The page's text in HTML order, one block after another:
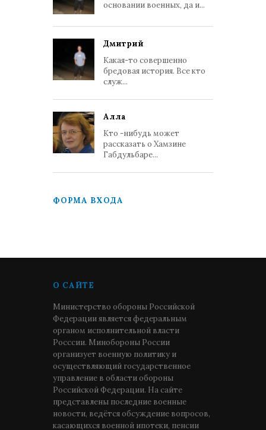
основании военных, да и...
Дмитрий
Какая-то совершенно
бредовая история. Все кто
служ...
Алла
Кто -нибудь может
рассказать о Хамзине
Габдульбаре...
ФОРМА ВХОДА
О САЙТЕ
Министерство обороны Российской
Федерации является федеральным
органом исполнительной власти
Росссии. Минобороны России
организует военную политику и
осуществляющий государственное
управление в области обороны
Российской Федерации. На сайте
представлены последние военные
новости, ведётся обсуждение вопросов,
касающихся военной ипотеки, пенсии